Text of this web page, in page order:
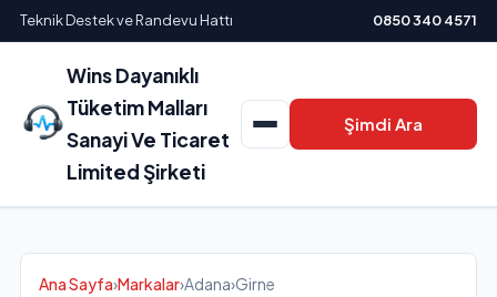
Teknik Destek ve Randevu Hattı 0850 340 4571
Wins Dayanıklı
Tüketim Malları
Sanayi Ve Ticaret
Limited Şirketi
Şimdi Ara
Ana Sayfa›Markalar›Adana›Girne